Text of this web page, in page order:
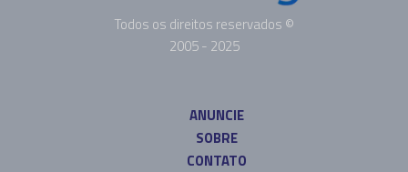
Todos os direitos reservados ©
2005 - 2025
ANUNCIE
SOBRE
CONTATO